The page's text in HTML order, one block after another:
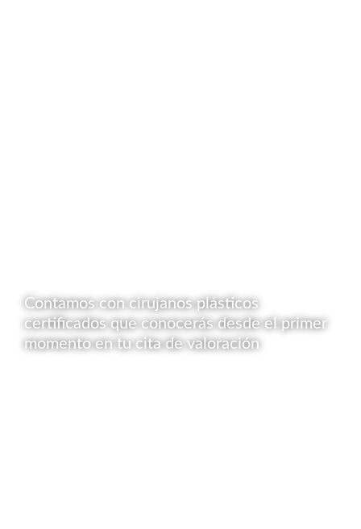
Contamos con cirujanos plásticos
certificados que conocerás desde el primer
momento en tu cita de valoración